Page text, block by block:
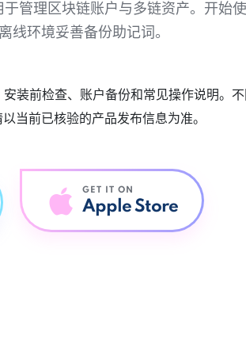
管理区块链账户与多链资产。开始
线环境妥善备份助记词。
装前检查、账户备份和常见操作说明。不
当前已核验的产品发布信息为准。
GET IT ON
Apple Store